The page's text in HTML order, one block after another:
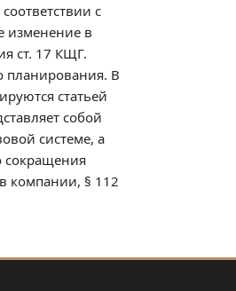
с
изменение в
ст. 17 КЩГ.
планирования. В
статьей
собой
системе, а
сокращения
компании, § 112